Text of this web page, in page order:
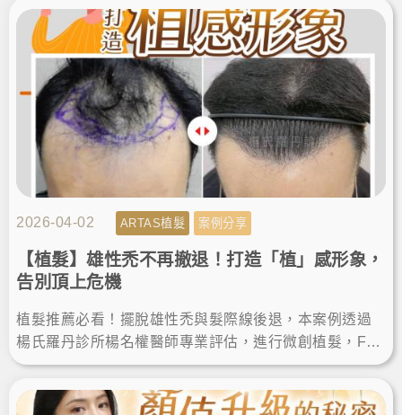
然髮量與自信！
2026-04-02 ARTAS植髮 案例分享
【植髮】雄性禿不再撤退！打造「植」感形象，
告別頂上危機
植髮推薦必看！擺脫雄性禿與髮際線後退，本案例透過
楊氏羅丹診所楊名權醫師專業評估，進行微創植髮，FU
E植髮恢復期快，術後順利告別落髮空洞，重獲自然濃密
髮量與自信。